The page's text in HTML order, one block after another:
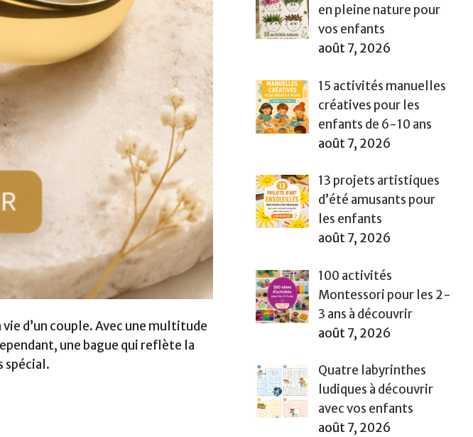
d’un couple. Avec une multitude
une bague qui reflète la
spécial.
en pleine nature pour
vos enfants
août 7, 2026
15 activités manuelles
créatives pour les
enfants de 6-10 ans
août 7, 2026
13 projets artistiques
d’été amusants pour
les enfants
août 7, 2026
100 activités
Montessori pour les 2-
3 ans à découvrir
août 7, 2026
Quatre labyrinthes
ludiques à découvrir
avec vos enfants
août 7, 2026